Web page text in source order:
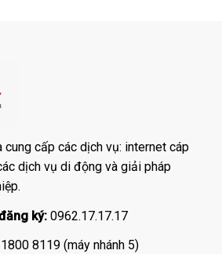
cung cấp các dịch vụ: internet cáp
dịch vụ di động và giải pháp
ký: 0962.17.17.17
1800 8119 (máy nhánh 5)